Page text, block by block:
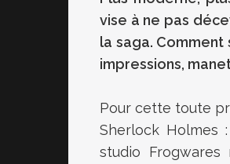
vise à ne pas
la saga. Comment
impressions,
Pour cette toute
Sherlock Holmes
studio